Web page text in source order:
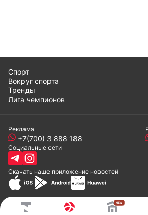
Спорт
Вокруг спорта
Тренды
Лига чемпионов
Реклама
+7(700) 3 888 188
Социальные сети
Скачать наше приложение новостей